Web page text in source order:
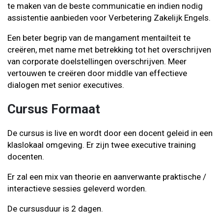
te maken van de beste communicatie en indien nodig
assistentie aanbieden voor Verbetering Zakelijk Engels.
Een beter begrip van de mangament mentailteit te
creëren, met name met betrekking tot het overschrijven
van corporate doelstellingen overschrijven. Meer
vertouwen te creëren door middle van effectieve
dialogen met senior executives.
Cursus Formaat
De cursus is live en wordt door een docent geleid in een
klaslokaal omgeving. Er zijn twee executive training
docenten.
Er zal een mix van theorie en aanverwante praktische /
interactieve sessies geleverd worden.
De cursusduur is 2 dagen.